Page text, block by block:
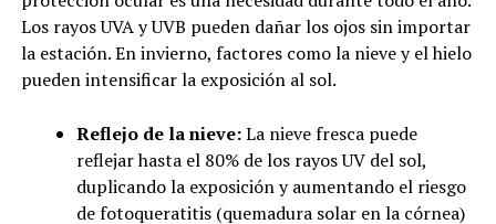
Los rayos UVA y UVB pueden dañar los ojos sin importar
la estación. En invierno, factores como la nieve y el hielo
pueden intensificar la exposición al sol.
Reflejo de la nieve:La nieve fresca puede
reflejar hasta el 80% de los rayos UV del sol,
duplicando la exposición y aumentando el riesgo
de fotoqueratitis (quemadura solar en la córnea)